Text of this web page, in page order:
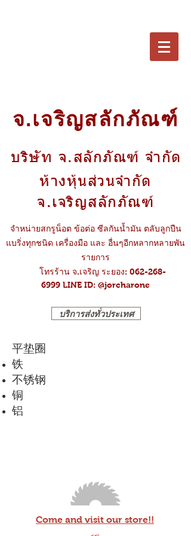
จ.เจริญสลักภัณฑ์
บริษัท จ.สลักภัณฑ์ จำกัด
ห้างหุ้นส่วนจำกัด
จ.เจริญสลักภัณฑ์
จำหน่ายสกรูน็อต ข้อต่อ ซีลกันน้ำมัน ตลับลูกปืน
แบริ่งทุกชนิด เครื่องมือ และ อื่นๆอีกหลากหลายพัน
รายการ
โทรร้าน จ.เจริญ ระยอง: 062-268-
6999 LINE ID: @jorcharone
บริการส่งทั่วประเทศ
平垫圈
铁
不锈钢
铜
​铝
Come and visit our store!!